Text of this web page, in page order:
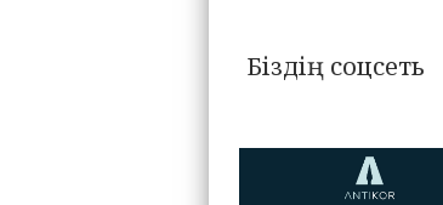
Біздің соцсеть